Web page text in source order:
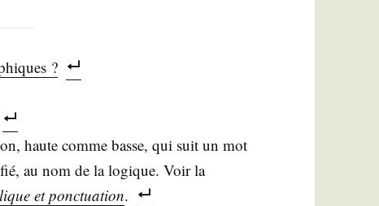
?
haute comme basse, qui suit un mot
au nom de la logique. Voir la
et ponc­tua­tion.